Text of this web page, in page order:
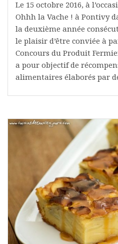
Le 15 octobre 2016, à
Ohhh la Vache ! à Pontivy
la deuxième année
le plaisir d’être conviée à
Concours du Produit
a pour objectif de
alimentaires élaborés par